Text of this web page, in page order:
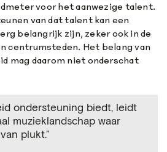
voor het aanwezige talent.
van dat talent kan een
belangrijk zijn, zeker ook in de
centrumsteden. Het belang van
mag daarom niet onderschat
ondersteuning biedt, leidt
muzieklandschap waar
plukt.”